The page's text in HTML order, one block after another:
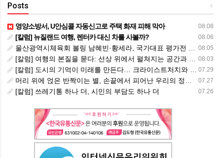
+
Posts
08.08
영양소방서, U안심콜 자동신고로 주택 화재 피해 막아
08.06
[칼럼] 뉴질랜드 여행, 렌터카 대신 차를 사볼까?
08.05
울산광역시체육회 볼링 남혜빈·황세라, 국가대표 평가전 통과… ‘아시아선수권 출전’
08.03
[칼럼] 여행의 본질을 묻다: 선상 위에서 펼쳐지는 공간과 사람, 그리고 미식의 미학
07.29
[칼럼] 도시의 기억이 미래를 만든다… 크라이스트처치와 한국 도시가 주는 교훈
07.27
머리 위에 얹은 반짝이는 별, 손끝에서 피어난 우리의 정체성
07.26
[칼럼] 쓰레기통 하나 더, 시민의 부담도 하나 더